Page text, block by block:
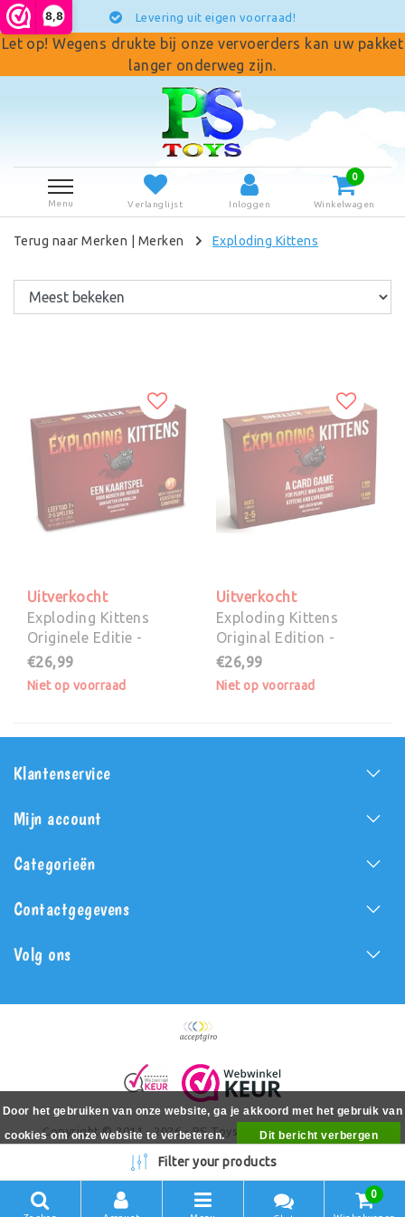
8,8 Levering uit eigen voorraad!
Let op! Wegens drukte bij onze vervoerders kan uw pakket
langer onderweg zijn.
Menu Verlanglijst Inloggen
0
Winkelwagen
Terug naar Merken | Merken Exploding Kittens
Uitverkocht
Exploding Kittens
Originele Editie -
Nederlandstalig
Kaartspel
€26,99
Niet op voorraad
Uitverkocht
Exploding Kittens
Original Edition -
Engelstalig Kaartspel
€26,99
Niet op voorraad
Klantenservice
Mijn account
Categorieën
Contactgegevens
Volg ons
Copyright © 2011 - 2026 - PS Toys - All rights reserved -
RealizationPSToys.nl
Filter your products
0
Door het gebruiken van onze website, ga je akkoord met het gebruik van
cookies om onze website te verbeteren.
Dit bericht verbergen
Meer over cookies »